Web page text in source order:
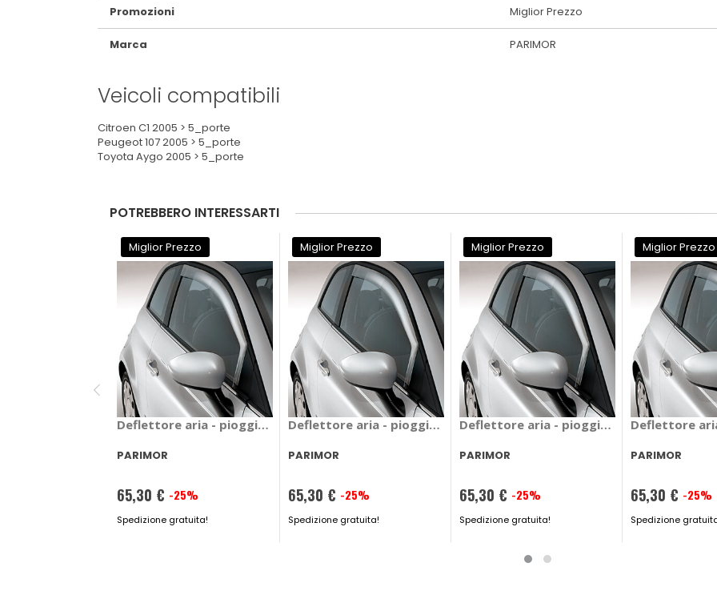
Promozioni Miglior Prezzo
Marca PARIMOR
Veicoli compatibili
Citroen C1 2005 > 5_porte
Peugeot 107 2005 > 5_porte
Toyota Aygo 2005 > 5_porte
POTREBBERO INTERESSARTI
Miglior Prezzo
Deflettore aria - pioggia Mixer Nissan Cabstar - PARIMOR Nissan Cabstar
PARIMOR
Prezzo
speciale
65,30 € -25%
Spedizione gratuita!
Miglior Prezzo
Deflettore aria - pioggia Mixer Opel Movano - PARIMOR Opel Movano
PARIMOR
Prezzo
speciale
65,30 € -25%
Spedizione gratuita!
Miglior Prezzo
Deflettore aria - pioggia Mixer
PARIMOR
Prezzo
speciale
65,30 € -25%
Spedizione gratuita!
Miglior Prezzo
Deflettore
PARIMOR
Prezzo
speciale
65,30 € -25%
Spedizione